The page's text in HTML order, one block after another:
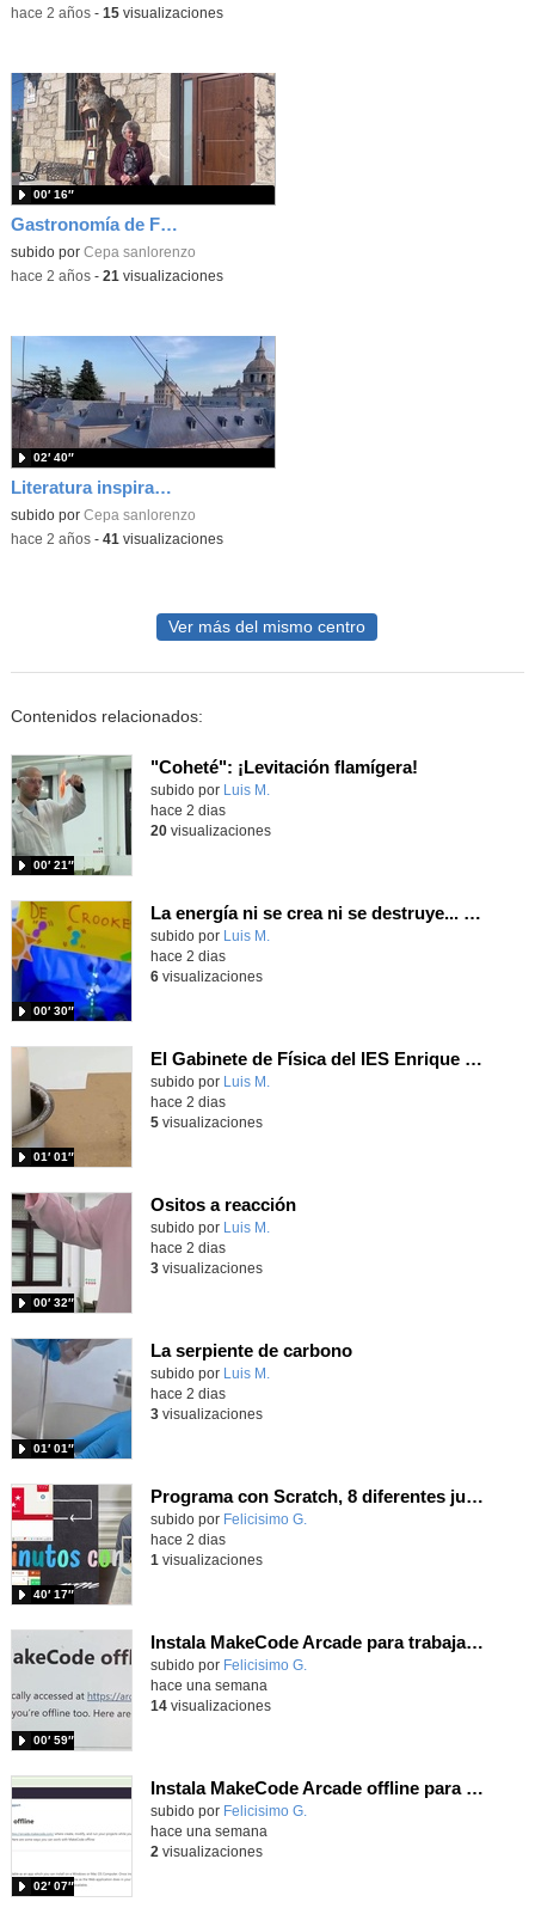
-hace 2 años- 15visualizaciones
Gastronomía de Fresnedillas_#patrimonioCEPA
subido por Cepa sanlorenzo
00′ 16″
-hace 2 años- 21 visualizaciones
Literatura inspirada en S. L. Escorial - Los dos lados de Teresa Cardona
subido por Cepa sanlorenzo
02′ 40″
-hace 2 años- 41 visualizaciones
Ver más del mismo centro
Contenidos relacionados:
"Coheté": ¡Levitación flamígera!
Contenido educativo.
subido por Luis M.
00′ 21″
hace 2 dias
20visualizaciones
La energía ni se crea ni se destruye... ¡se experimenta! El Tierno en la Feria Madrid es Ciencia 2026
Contenido educativo.
subido por Luis M.
00′ 30″
hace 2 dias
6visualizaciones
El Gabinete de Física del IES Enrique Tierno Galván de Parla (Curso 25-26)
Contenido educativo.
subido por Luis M.
01′ 01″
hace 2 dias
5visualizaciones
Ositos a reacción
Contenido educativo.
subido por Luis M.
00′ 32″
hace 2 dias
3visualizaciones
La serpiente de carbono
Contenido educativo.
subido por Luis M.
01′ 01″
hace 2 dias
3visualizaciones
Programa con Scratch, 8 diferentes juegos para vivir la emoción de los partidos de España en el mundial 2026
Contenido educativo.
subido por Felicisimo G.
40′ 17″
hace 2 dias
1 visualizaciones
Instala MakeCode Arcade para trabajar offline en tu tablet, ordenador, Chromebook
Contenido educativo.
subido por Felicisimo G.
00′ 59″
hace una semana
14visualizaciones
Instala MakeCode Arcade offline para programar grandes juegos sin necesidad de Internet
Contenido educativo.
subido por Felicisimo G.
02′ 07″
hace una semana
2 visualizaciones